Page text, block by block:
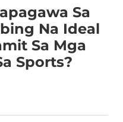
Sa
Na Ideal
Sa Mga
Sports?